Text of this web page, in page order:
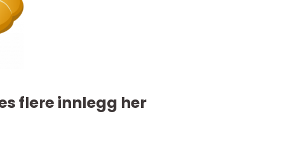
flere innlegg her